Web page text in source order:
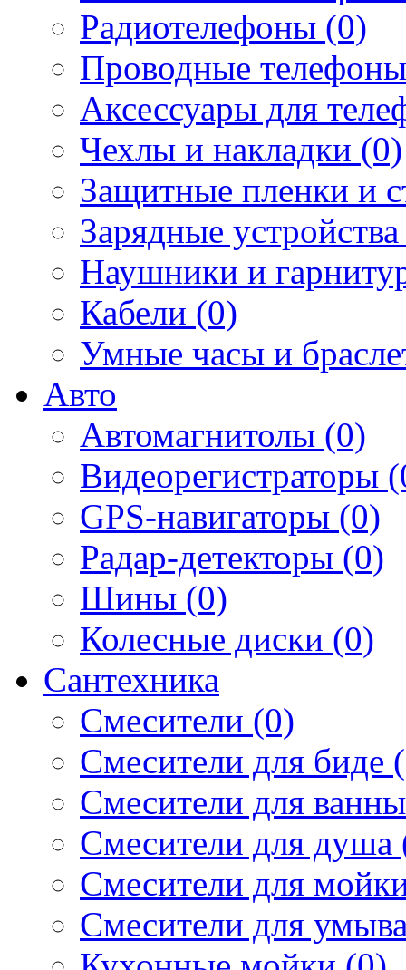
Радиотелефоны (0)
Проводные
Аксессуары для
Чехлы и накладки (0)
Защитные пленки и
Зарядные
Наушники и
Кабели (0)
Умные часы и
Авто
Автомагнитолы (0)
Видеорегистраторы
GPS-навигаторы (0)
Радар-детекторы (0)
Шины (0)
Колесные диски (0)
Сантехника
Смесители (0)
Смесители для биде
Смесители для
Смесители для душа
Смесители для
Смесители для